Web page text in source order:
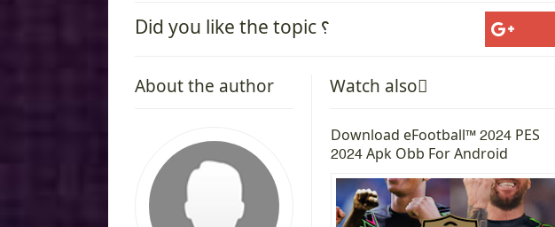
Did you like the topic ؟
About the author Watch alsoً
Download eFootball™ 2024 PES
2024 Apk Obb For Android